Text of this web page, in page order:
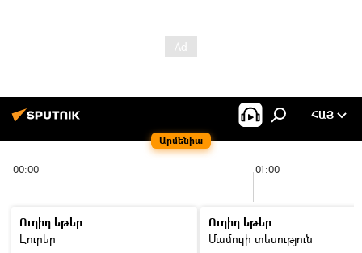
Արմենիա
ՀԱՅ
00:00 01:00
Ուղիղ եթեր
Լուրեր
Ուղիղ եթեր
Մամուլի տեսություն